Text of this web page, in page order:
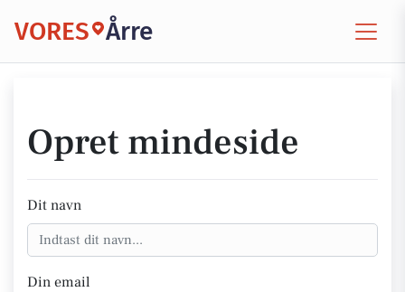
VORES Årre
Opret mindeside
Dit navn
Din email